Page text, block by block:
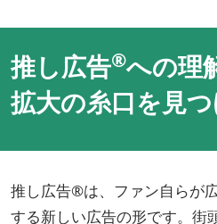
推し広告®への理
拡大の糸口を見つ
推し広告®は、ファン自らが
する新しい広告の形です。街